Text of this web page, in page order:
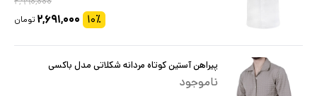
۱۰٪ ۲,۶۹۱,۰۰۰ تومان
پیراهن آستین کوتاه مردانه شکلاتی مدل باکسی
ناموجود